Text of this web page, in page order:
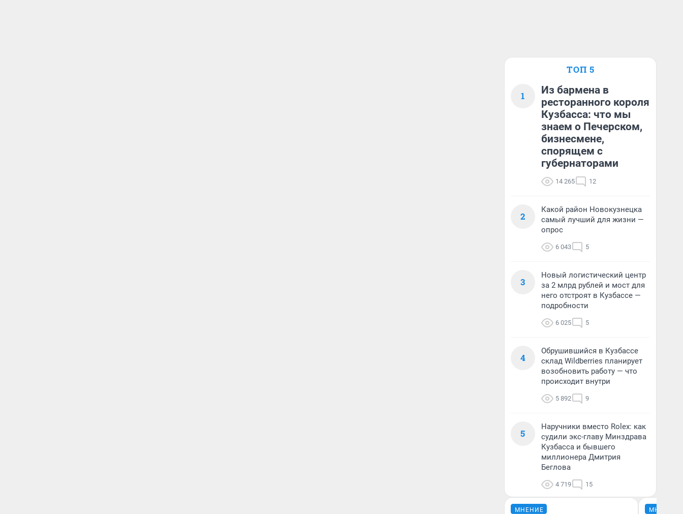
ТОП 5
1
Из бармена в
ресторанного короля
Кузбасса: что мы
знаем о Печерском,
бизнесмене,
спорящем с
губернаторами
14 265 12
2
Какой район Новокузнецка
самый лучший для жизни —
опрос
6 043 5
3
Новый логистический центр
за 2 млрд рублей и мост для
него отстроят в Кузбассе —
подробности
6 025 5
4
Обрушившийся в Кузбассе
склад Wildberries планирует
возобновить работу — что
происходит внутри
5 892 9
5
Наручники вместо Rolex: как
судили экс-главу Минздрава
Кузбасса и бывшего
миллионера Дмитрия
Беглова
4 719 15
МНЕНИЕ МНЕНИЕ